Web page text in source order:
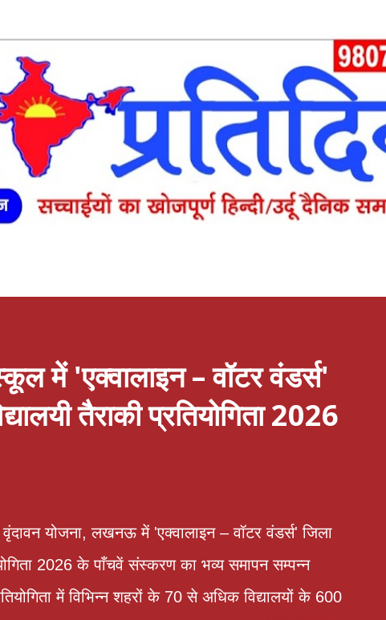
में 'एक्वालाइन – वॉटर वंडर्स'
तैराकी प्रतियोगिता 2026
योजना, लखनऊ में 'एक्वालाइन – वॉटर वंडर्स' जिला
2026 के पाँचवें संस्करण का भव्य समापन सम्पन्न
में विभिन्न शहरों के 70 से अधिक विद्यालयों के 600